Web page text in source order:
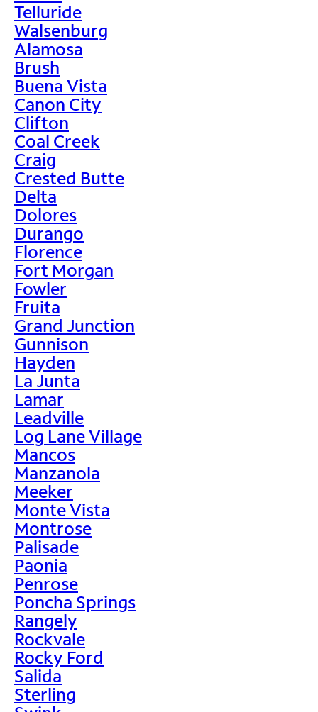
Telluride
Walsenburg
Alamosa
Brush
Buena Vista
Canon City
Clifton
Coal Creek
Craig
Crested Butte
Delta
Dolores
Durango
Florence
Fort Morgan
Fowler
Fruita
Grand Junction
Gunnison
Hayden
La Junta
Lamar
Leadville
Log Lane Village
Mancos
Manzanola
Meeker
Monte Vista
Montrose
Palisade
Paonia
Penrose
Poncha Springs
Rangely
Rockvale
Rocky Ford
Salida
Sterling